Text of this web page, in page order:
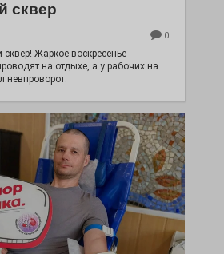
сквер
0
Жаркое воскресенье
на отдыхе, а у рабочих на
невпроворот.